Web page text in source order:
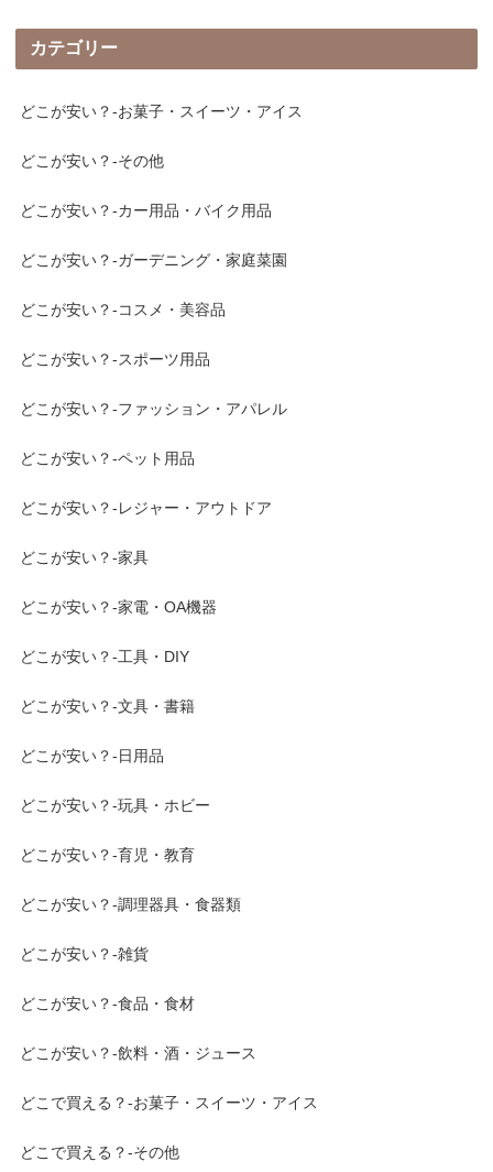
カテゴリー
どこが安い？-お菓子・スイーツ・アイス
どこが安い？-その他
どこが安い？-カー用品・バイク用品
どこが安い？-ガーデニング・家庭菜園
どこが安い？-コスメ・美容品
どこが安い？-スポーツ用品
どこが安い？-ファッション・アパレル
どこが安い？-ペット用品
どこが安い？-レジャー・アウトドア
どこが安い？-家具
どこが安い？-家電・OA機器
どこが安い？-工具・DIY
どこが安い？-文具・書籍
どこが安い？-日用品
どこが安い？-玩具・ホビー
どこが安い？-育児・教育
どこが安い？-調理器具・食器類
どこが安い？-雑貨
どこが安い？-食品・食材
どこが安い？-飲料・酒・ジュース
どこで買える？-お菓子・スイーツ・アイス
どこで買える？-その他